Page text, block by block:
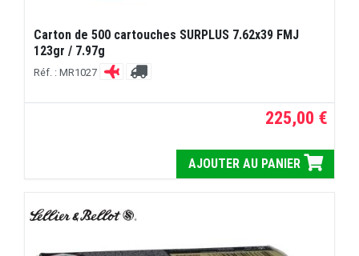
Carton de 500 cartouches SURPLUS 7.62x39 FMJ
123gr / 7.97g
Réf. : MR1027
225,00 €
AJOUTER AU PANIER